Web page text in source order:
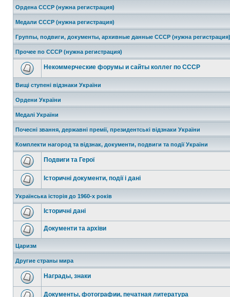
Ордена СССР (нужна регистрация)
Медали СССР (нужна регистрация)
Группы, подвиги, документы, архивные данные СССР (нужна регистрация)
Прочее по СССР (нужна регистрация)
Некоммерческие форумы и сайты коллег по СССР
Вищі ступені відзнаки України
Ордени України
Медалі України
Почесні звання, державні премії, президентські відзнаки України
Комплекти нагород та відзнак, документи, подвиги та події України
Подвиги та Герої
Історичні документи, події і дані
Українська історія до 1960-х років
Історичні дані
Документи та архіви
Царизм
Другие страны мира
Награды, знаки
Документы, фотографии, печатная литература